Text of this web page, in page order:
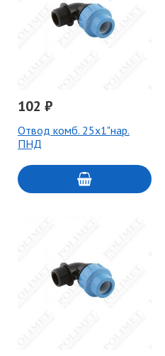
102 ₽
Отвод комб. 25х1"нар.
ПНД